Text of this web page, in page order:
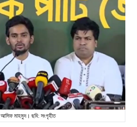
আসিফ মাহমুদ। ছবি: সংগৃহীত